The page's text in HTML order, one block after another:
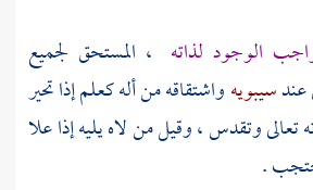
الوجود لذاته ، المستحق لجميع
سيبويهواشتقاقه من أله كعلم إذا تحير
تعالى وتقدس ، وقيل من لاه يليه إذا علا
.